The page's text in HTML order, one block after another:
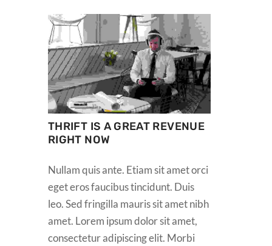
THRIFT IS A GREAT REVENUE
RIGHT NOW
Nullam quis ante. Etiam sit amet orci
eget eros faucibus tincidunt. Duis
leo. Sed fringilla mauris sit amet nibh
amet. Lorem ipsum dolor sit amet,
consectetur adipiscing elit. Morbi